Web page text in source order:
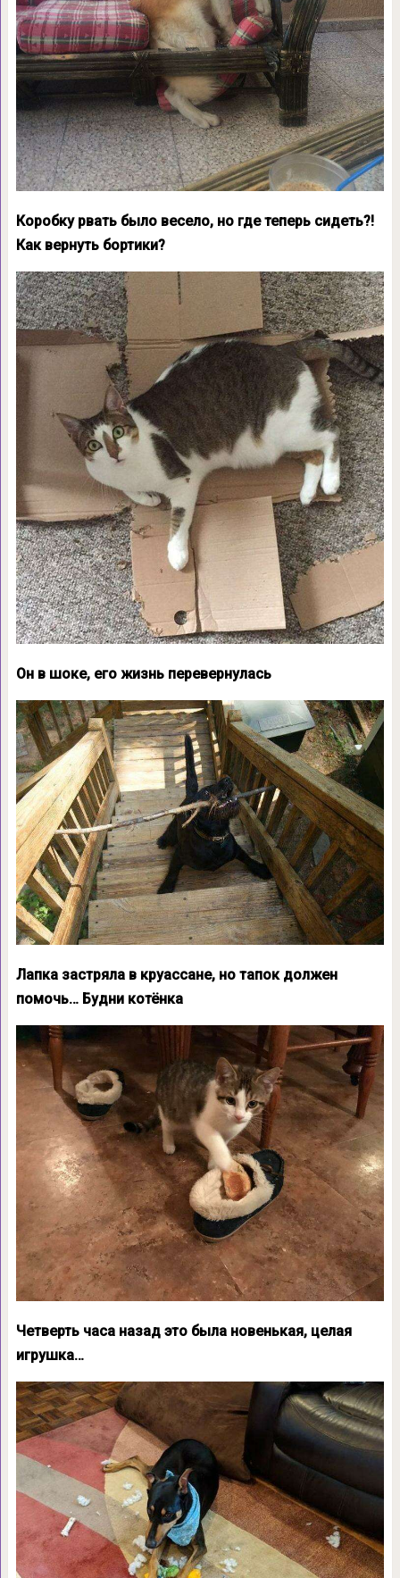
Коробку рвать было весело, но где теперь сидеть?!
Как вернуть бортики?
Он в шоке, его жизнь перевернулась
Лапка застряла в круассане, но тапок должен
помочь… Будни котёнка
Четверть часа назад это была новенькая, целая
игрушка…